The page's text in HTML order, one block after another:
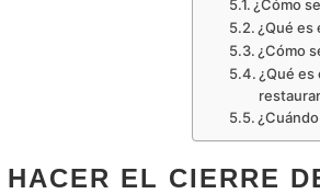
¿Cómo
¿Qué es
¿Cómo
¿Qué
HACER EL CIERRE